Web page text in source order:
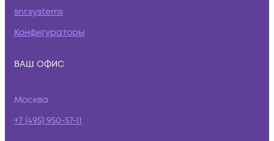
snr.systems
Конфигураторы
ВАШ ОФИС
Москва
+7 (495) 950-57-11